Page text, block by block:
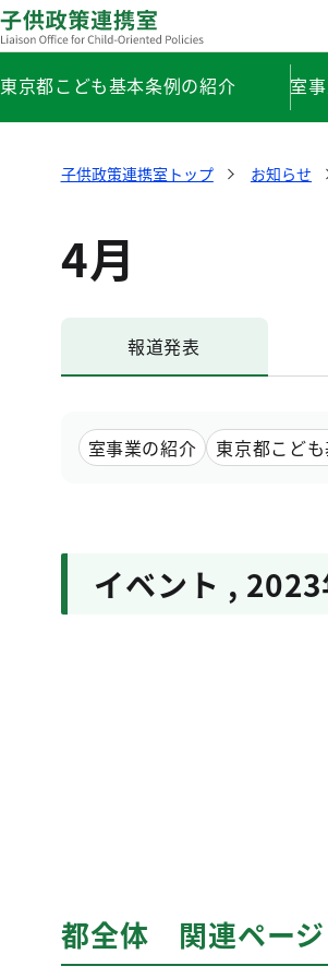
東京都こども基本条例の紹介 室
子供政策連携室トップ お知らせ
4月
報道発表
室事業の紹介 東京都こど
イベント , 2023
都全体 関連ページ